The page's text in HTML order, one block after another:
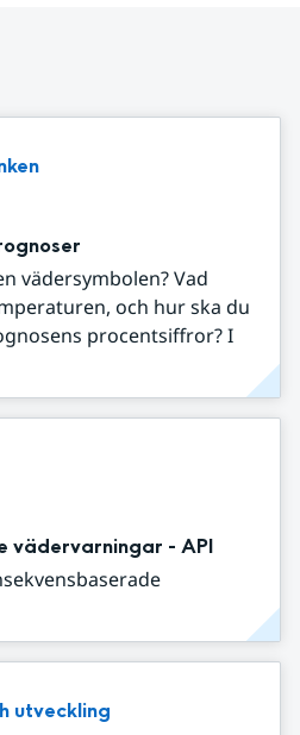
vädersymbolen? Vad
och hur ska du
procentsiffror? I
vädervarningar - API
utveckling